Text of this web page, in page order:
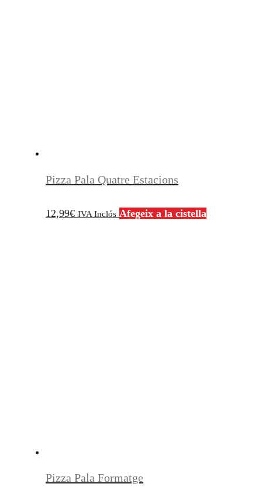
Pizza Pala Quatre Estacions
12,99€ IVA Inclós Afegeix a la cistella
Pizza Pala Formatge